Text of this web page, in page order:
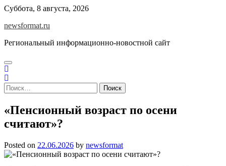
Skip
content
Суббота, 8 августа, 2026
newsformat.ru
Региональный информационно-новостной сайт
Найти:
«Пенсионный возраст по осени
считают»?
Posted on 22.06.2026 by newsformat